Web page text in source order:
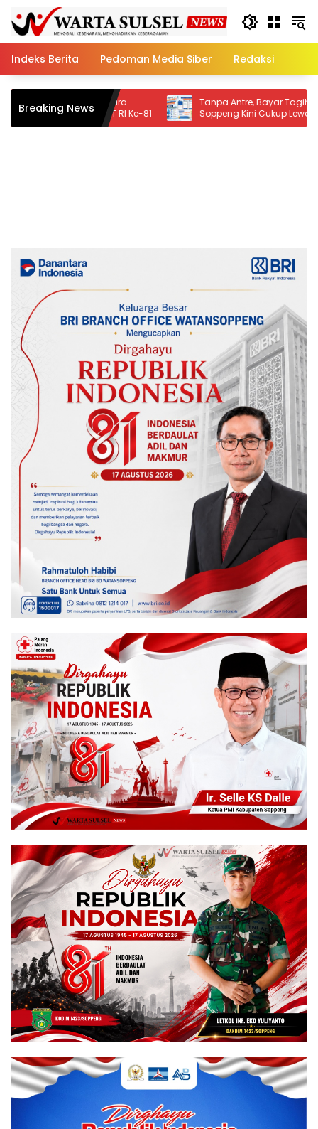
content
Indeks Berita
Pedoman Media Siber Redaksi
Breaking News
Juara
HUT RI Ke-81
Tanpa Antre, Bayar Tagihan PDAM
Soppeng Kini Cukup Lewat BRImo